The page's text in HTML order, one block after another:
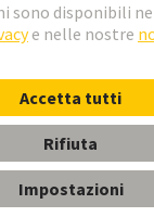
Group
privacy
Condizioni di vendita